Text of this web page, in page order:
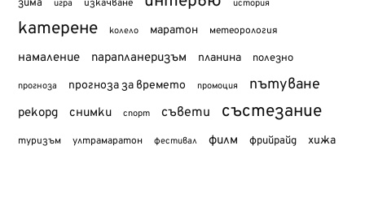
игра изкачване история
катерене колело маратон метеорология
намаление парапланеризъм планина полезно
прогноза прогноза за времето промоция пътуване
рекорд снимки спорт съвети състезание
туризъм ултрамаратон фестивал филм фрийрайд хижа